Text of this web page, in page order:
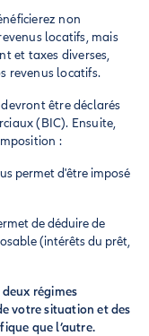
non
locatifs, mais
et taxes diverses,
revenus locatifs.
être déclarés
(BIC). Ensuite,
:
permet d'être imposé
de déduire de
(intérêts du prêt,
régimes
votre situation et des
que l’autre.